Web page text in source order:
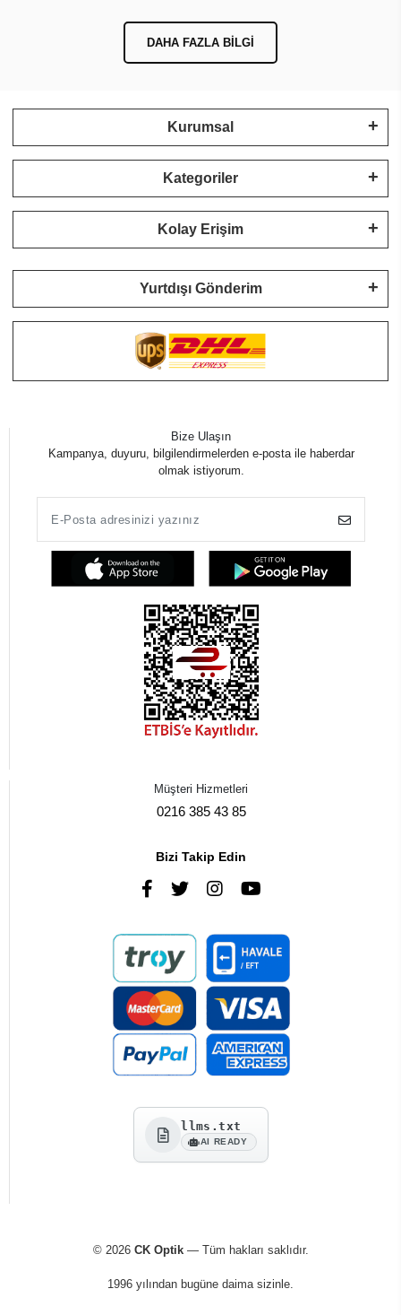
DAHA FAZLA BILGI
Kurumsal
Kategoriler
Kolay Erişim
Yurtdışı Gönderim
Bize Ulaşın
Kampanya, duyuru, bilgilendirmelerden e-posta ile haberdar
olmak istiyorum.
Müşteri Hizmetleri
0216 385 43 85
Bizi Takip Edin
llms.txt
AI READY
© 2026 CK Optik— Tüm hakları saklıdır.
1996 yılından bugüne daima sizinle.